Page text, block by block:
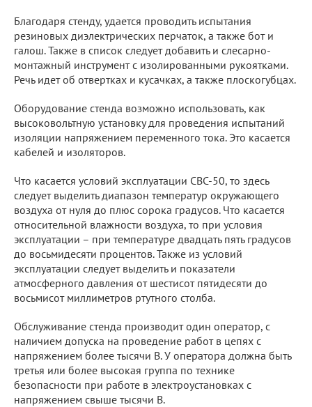
Благодаря стенду, удается проводить испытания
резиновых диэлектрических перчаток, а также бот и
галош. Также в список следует добавить и слесарно-
монтажный инструмент с изолированными рукоятками.
Речь идет об отвертках и кусачках, а также плоскогубцах.
Оборудование стенда возможно использовать, как
высоковольтную установку для проведения испытаний
изоляции напряжением переменного тока. Это касается
кабелей и изоляторов.
Что касается условий эксплуатации СВС-50, то здесь
следует выделить диапазон температур окружающего
воздуха от нуля до плюс сорока градусов. Что касается
относительной влажности воздуха, то при условия
эксплуатации – при температуре двадцать пять градусов
до восьмидесяти процентов. Также из условий
эксплуатации следует выделить и показатели
атмосферного давления от шестисот пятидесяти до
восьмисот миллиметров ртутного столба.
Обслуживание стенда производит один оператор, с
наличием допуска на проведение работ в цепях с
напряжением более тысячи В. У оператора должна быть
третья или более высокая группа по технике
безопасности при работе в электроустановках с
напряжением свыше тысячи В.